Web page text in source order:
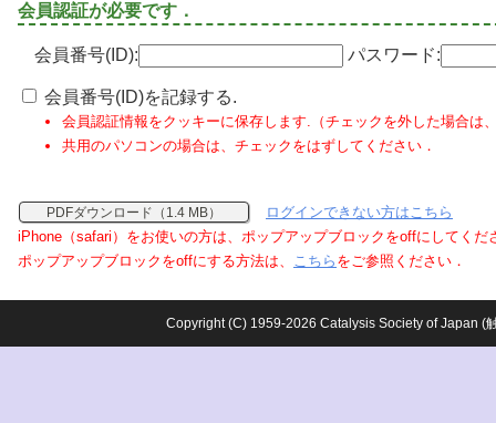
会員認証が必要です．
会員番号(ID): パスワード:
会員番号(ID)を記録する.
会員認証情報をクッキーに保存します.（チェックを外した場合は
共用のパソコンの場合は、チェックをはずしてください．
PDFダウンロード（1.4 MB）
ログインできない方はこちら
iPhone（safari）をお使いの方は、ポップアップブロックをoffにしてくだ
ポップアップブロックをoffにする方法は、 こちら をご参照ください．
Copyright (C) 1959-2026 Catalysis Society of Japan (